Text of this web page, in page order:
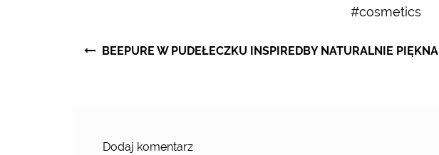
#cosmetics
Nawigacja
BEEPURE W PUDEŁECZKU INSPIREDBY NATURALNIE PIĘKNA
Dodaj komentarz